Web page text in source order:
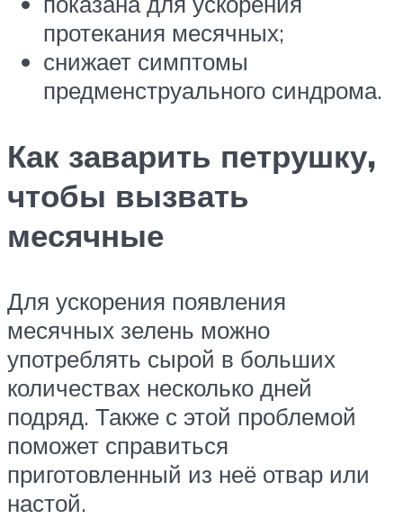
протекания месячных;
снижает симптомы
предменструального синдрома.
Как заварить петрушку,
чтобы вызвать
месячные
Для ускорения появления
месячных зелень можно
употреблять сырой в больших
количествах несколько дней
подряд. Также с этой проблемой
поможет справиться
приготовленный из неё отвар или
настой.